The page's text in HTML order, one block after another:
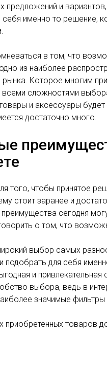
предложений и
себя именно то решение,
в том, что
из наиболее
Которое многим
всеми сложностями
и аксессуары
достаточно много.
того, чтобы принятое
стоит заранее и
преимущества сегодня
о том, что
выбор самых
подобрать для себя
и
выбора, ведь в
значимые
приобретенных товаров